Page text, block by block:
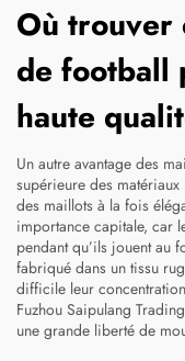
Où trouver
de football
haute
Un autre avantage des
supérieure des
des maillots à la fois
importance capitale, car
pendant qu’ils jouent au
fabriqué dans un tissu
difficile leur
Fuzhou Saipulang
une grande liberté de